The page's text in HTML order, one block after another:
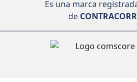
Es una marca
de